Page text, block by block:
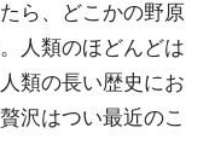
ら、どこかの野原
人類のほどんどは
類の長い歴史にお
沢はつい最近のこ